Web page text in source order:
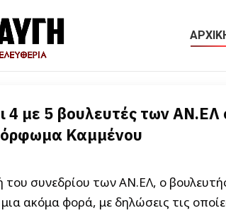
με 5 βουλευτές των ΑΝ.ΕΛ
Καμμένου
του συνεδρίου των ΑΝ.ΕΛ, ο
μια ακόμα φορά, με δηλώσεις τις